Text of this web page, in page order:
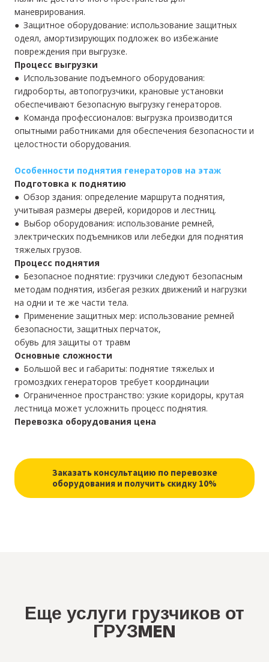
маневрирования.
● Защитное оборудование: использование защитных
одеял, амортизирующих подложек во избежание
повреждения при выгрузке.
Процесс выгрузки
● Использование подъемного оборудования:
гидроборты, автопогрузчики, крановые установки
обеспечивают безопасную выгрузку генераторов.
● Команда профессионалов: выгрузка производится
опытными работниками для обеспечения безопасности и
целостности оборудования.
Особенности поднятия генераторов на этаж
Подготовка к поднятию
● Обзор здания: определение маршрута поднятия,
учитывая размеры дверей, коридоров и лестниц.
● Выбор оборудования: использование ремней,
электрических подъемников или лебедки для поднятия
тяжелых грузов.
Процесс поднятия
● Безопасное поднятие: грузчики следуют безопасным
методам поднятия, избегая резких движений и нагрузки
на одни и те же части тела.
● Применение защитных мер: использование ремней
безопасности, защитных перчаток,
обувь для защиты от травм
Основные сложности
● Большой вес и габариты: поднятие тяжелых и
громоздких генераторов требует координации
● Ограниченное пространство: узкие коридоры, крутая
лестница может усложнить процесс поднятия.
Перевозка оборудования цена
Заказать консультацию по перевозке
оборудования и получить скидку 10%
Еще услуги грузчиков от
ГРУЗMEN